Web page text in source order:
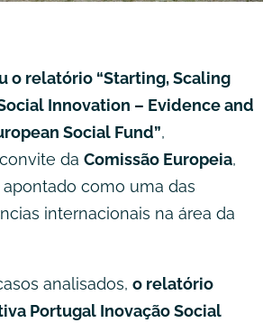
o relatório “Starting, Scaling
Innovation – Evidence and
Social Fund”,
da Comissão Europeia,
como uma das
internacionais na área da
analisados, o relatório
Portugal Inovação Social